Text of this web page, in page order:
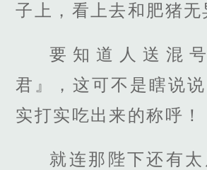
子上，看上去和肥猪无
要知道人送混
君』，这可不是瞎说
实打实吃出来的称呼！
就连那陛下还有